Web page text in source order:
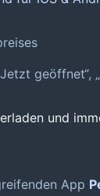
und
App